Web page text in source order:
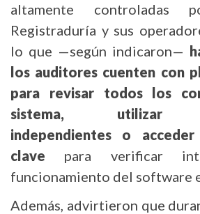
altamente controladas
Registraduría y sus
lo que —según indicaron—
los auditores cuenten con
para revisar todos los
sistema, utilizar
independientes o
clave para verificar
funcionamiento del software
Además, advirtieron que